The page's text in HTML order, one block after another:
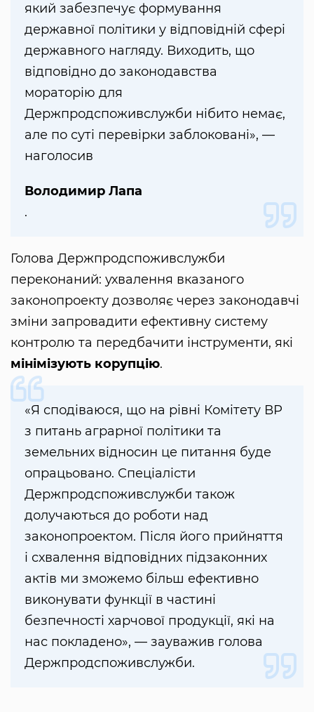
який забезпечує формування
державної політики у відповідній сфері
державного нагляду. Виходить, що
відповідно до законодавства
мораторію для
Держпродспоживслужби нібито немає,
але по суті перевірки заблоковані», —
наголосив
Володимир Лапа
.
Голова Держпродспоживслужби
переконаний: ухвалення вказаного
законопроекту дозволяє через законодавчі
зміни запровадити ефективну систему
контролю та передбачити інструменти, які
мінімізують корупцію.
«Я сподіваюся, що на рівні Комітету ВР
з питань аграрної політики та
земельних відносин це питання буде
опрацьовано. Спеціалісти
Держпродспоживслужби також
долучаються до роботи над
законопроектом. Після його прийняття
і схвалення відповідних підзаконних
актів ми зможемо більш ефективно
виконувати функції в частині
безпечності харчової продукції, які на
нас покладено», — зауважив голова
Держпродспоживслужби.